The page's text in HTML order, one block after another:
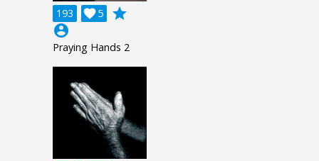
193 5

grade
account_circle
Praying Hands 2